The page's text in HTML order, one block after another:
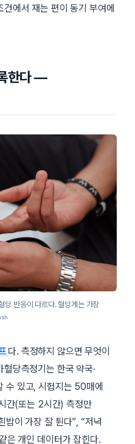
에서 재는 편이 동기 부여에
한다 —
당 반응이 다르다. 혈당계는 가장
다. 측정하지 않으면 무엇이
당측정기는 한국 약국·
수 있고, 시험지는 50매에
간(또는 2시간) 측정만
밥이 가장 잘 튄다”, “저녁
은 개인 데이터가 잡힌다.